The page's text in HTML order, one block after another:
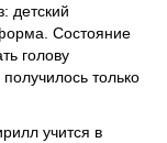
детский
Состояние
голову
только
учится в